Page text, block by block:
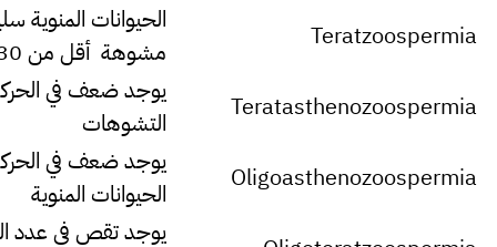
Teratzoospermia
الحيوانات المنوية
مشوهة أقل من 30%
Teratasthenozoospermia
يوجد ضعف في
التشوهات
Oligoasthenozoospermia
يوجد ضعف في
الحيوانات المنوية
يوجد تقص في عدد